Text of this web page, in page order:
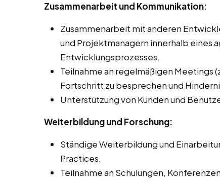
Zusammenarbeit und Kommunikation:
Zusammenarbeit mit anderen
und Projektmanagern innerhalb eines
Entwicklungsprozesses.
Teilnahme an regelmäßigen Meetings
Fortschritt zu besprechen und
Unterstützung von Kunden und
Weiterbildung und Forschung:
Ständige Weiterbildung und
Practices.
Teilnahme an Schulungen,